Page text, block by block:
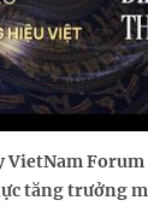
VietNam
tăng trưởng